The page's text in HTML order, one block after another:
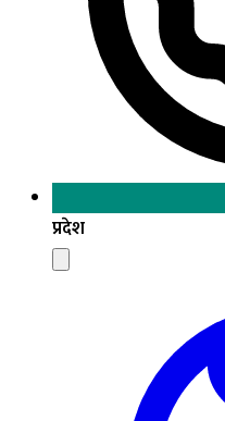
प्रदेश